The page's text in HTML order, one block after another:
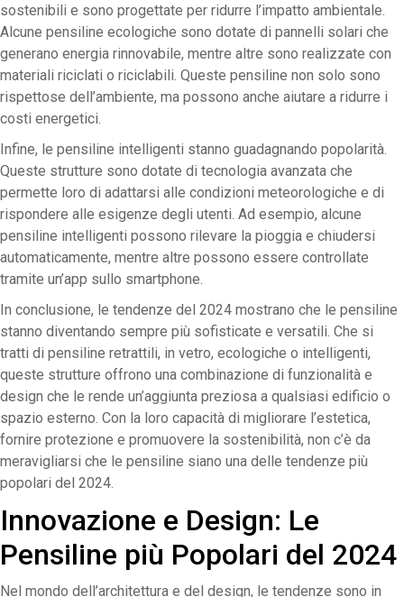
sostenibili e sono progettate per ridurre l’impatto ambientale.
Alcune pensiline ecologiche sono dotate di pannelli solari che
generano energia rinnovabile, mentre altre sono realizzate con
materiali riciclati o riciclabili. Queste pensiline non solo sono
rispettose dell’ambiente, ma possono anche aiutare a ridurre i
costi energetici.
Infine, le pensiline intelligenti stanno guadagnando popolarità.
Queste strutture sono dotate di tecnologia avanzata che
permette loro di adattarsi alle condizioni meteorologiche e di
rispondere alle esigenze degli utenti. Ad esempio, alcune
pensiline intelligenti possono rilevare la pioggia e chiudersi
automaticamente, mentre altre possono essere controllate
tramite un’app sullo smartphone.
In conclusione, le tendenze del 2024 mostrano che le pensiline
stanno diventando sempre più sofisticate e versatili. Che si
tratti di pensiline retrattili, in vetro, ecologiche o intelligenti,
queste strutture offrono una combinazione di funzionalità e
design che le rende un’aggiunta preziosa a qualsiasi edificio o
spazio esterno. Con la loro capacità di migliorare l’estetica,
fornire protezione e promuovere la sostenibilità, non c’è da
meravigliarsi che le pensiline siano una delle tendenze più
popolari del 2024.
Innovazione e Design: Le
Pensiline più Popolari del 2024
Nel mondo dell’architettura e del design, le tendenze sono in